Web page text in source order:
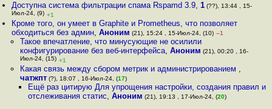
Доступна система фильтрации спама Rspamd 3.9,1 (??), 13:44 , 15-
Июл-24, (9) +1
Кроме того, он умеет в Graphite и Prometheus, что позволяет
обходиться без админ,Аноним (21), 15:24 , 15-Июл-24, (10) –1
Такое впечатление, что минусующие не осилили
конфигурирование без веб-интерфейса, Аноним (21), 00:20 , 16-
Июл-24, (15) +1
Какая связь между сбором метрик и администрированием ,
чатжпт(?), 18:07 , 16-Июл-24, (17)
Ещё раз цитирую Для упрощения настройки, создания правил и
отслеживания статис, Аноним (21), 19:13 , 17-Июл-24, (20)